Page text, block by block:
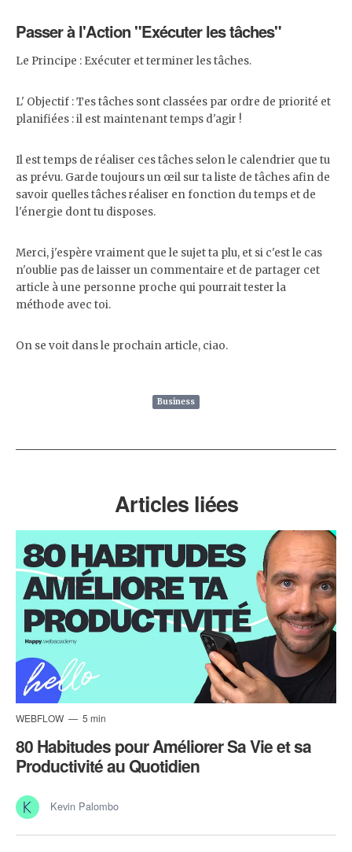
Passer à l'Action "Exécuter les tâches"
Le Principe : Exécuter et terminer les tâches.
L' Objectif : Tes tâches sont classées par ordre de priorité et
planifiées : il est maintenant temps d'agir !
Il est temps de réaliser ces tâches selon le calendrier que tu
as prévu. Garde toujours un œil sur ta liste de tâches afin de
savoir quelles tâches réaliser en fonction du temps et de
l'énergie dont tu disposes.
Merci, j'espère vraiment que le sujet ta plu, et si c'est le cas
n'oublie pas de laisser un commentaire et de partager cet
article à une personne proche qui pourrait tester la
méthode avec toi.
On se voit dans le prochain article, ciao.
Business
Articles liées
WEBFLOW 5 min
80 Habitudes pour Améliorer Sa Vie et sa
Productivité au Quotidien
Kevin Palombo